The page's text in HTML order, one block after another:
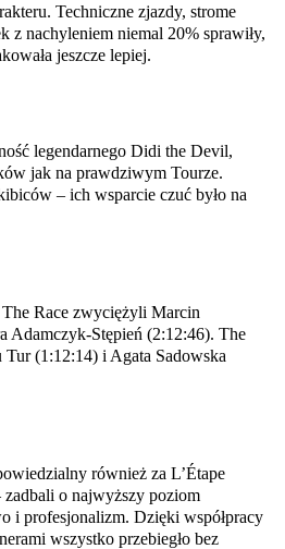
Techniczne zjazdy, strome
z nachyleniem niemal 20% sprawiły,
jeszcze lepiej.
legendarnego Didi the Devil,
jak na prawdziwym Tourze.
– ich wsparcie czuć było na
Race zwyciężyli Marcin
Adamczyk-Stępień (2:12:46). The
(1:12:14) i Agata Sadowska
również za L’Étape
o najwyższy poziom
i profesjonalizm. Dzięki współpracy
wszystko przebiegło bez